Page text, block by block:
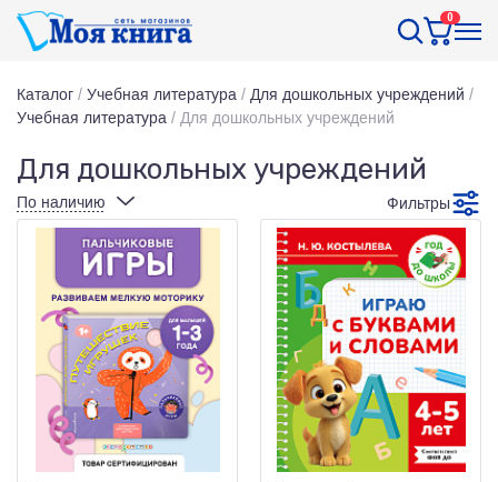
0
Каталог / Учебная литература / Для дошкольных учреждений /
Учебная литература / Для дошкольных учреждений
Для дошкольных учреждений
По наличию Фильтры